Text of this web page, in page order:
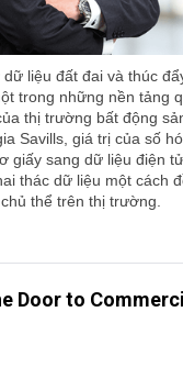
liệu đất đai và thúc
trong những nền tảng
thị trường bất động
Savills, giá trị của số
giấy sang dữ liệu điện
thác dữ liệu một cách
thể trên thị trường.
Door to